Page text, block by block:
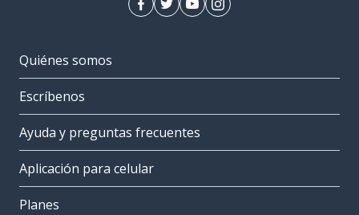
Quiénes somos
Escríbenos
Ayuda y preguntas frecuentes
Aplicación para celular
Planes